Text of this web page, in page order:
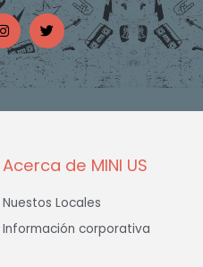
I
n
s
t
a
g
r
T
w
i
t
t
e
Acerca de MINI US
Nuestos Locales
Información corporativa